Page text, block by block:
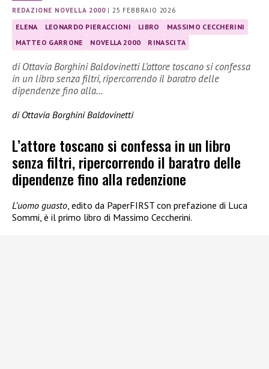
REDAZIONE NOVELLA 2000|25 FEBBRAIO 2026
ELENA LEONARDO PIERACCIONI LIBRO
MASSIMO CECCHERINI
MATTEO GARRONE
NOVELLA 2000 RINASCITA
di Ottavia Borghini Baldovinetti L’attore toscano si confessa
in un libro senza filtri, ripercorrendo il baratro delle
dipendenze fino alla…
di Ottavia Borghini Baldovinetti
L’attore toscano si confessa in un libro
senza filtri, ripercorrendo il baratro delle
dipendenze fino alla redenzione
L’uomo guasto , edito da PaperFIRST con prefazione di Luca
Sommi, è il primo libro di Massimo Ceccherini.